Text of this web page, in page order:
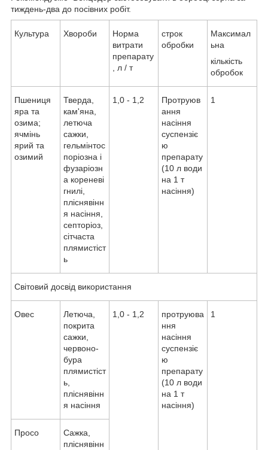
тиждень-два до посівних робіт.
Культура Хвороби
Норма
витрати
препарату
, л / т
строк
обробки
Максимал
ьна
кількість
обробок
Пшениця
яра та
озима;
ячмінь
ярий та
озимий
Тверда,
кам'яна,
летюча
сажки,
гельмінтос
поріозна і
фузаріозн
а кореневі
гнилі,
пліснявінн
я насіння,
септоріоз,
сітчаста
плямистіст
ь
1,0 - 1,2
Протруюв
ання
насіння
суспензіє
ю
препарату
(10 л води
на 1 т
насіння)
1
Світовий досвід використання
Овес
Летюча,
покрита
сажки,
червоно-
бура
плямистіст
ь,
пліснявінн
я насіння
1,0 - 1,2
протруюва
ння
насіння
суспензіє
ю
препарату
(10 л води
на 1 т
насіння)
1
Просо
Сажка,
пліснявінн